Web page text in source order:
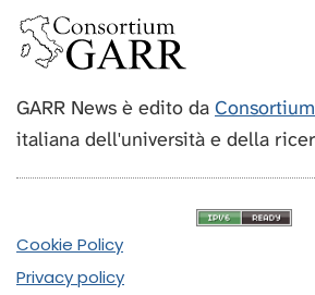
GARR News è edito da
italiana dell'università e della
Cookie Policy
Privacy policy